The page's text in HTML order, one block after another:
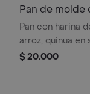
Pan de molde
Pan con harina
arroz, quinua en
girasol, semilla
$ 20.000